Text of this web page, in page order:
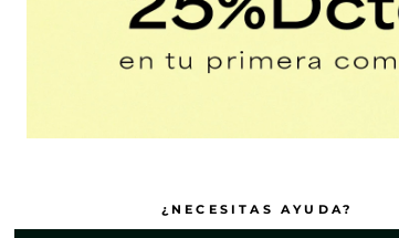
¿NECESITAS AYUDA?